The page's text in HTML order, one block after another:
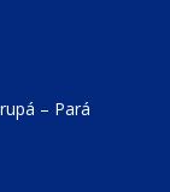
– Pará